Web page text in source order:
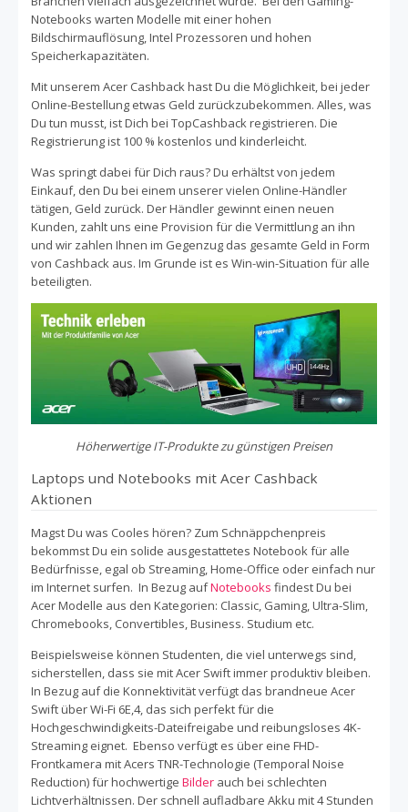
Notebooks warten Modelle mit einer hohen
Bildschirmauflösung, Intel Prozessoren und hohen
Speicherkapazitäten.
Mit unserem Acer Cashback hast Du die Möglichkeit, bei jeder
Online-Bestellung etwas Geld zurückzubekommen. Alles, was
Du tun musst, ist Dich bei TopCashback registrieren. Die
Registrierung ist 100 % kostenlos und kinderleicht.
Was springt dabei für Dich raus? Du erhältst von jedem
Einkauf, den Du bei einem unserer vielen Online-Händler
tätigen, Geld zurück. Der Händler gewinnt einen neuen
Kunden, zahlt uns eine Provision für die Vermittlung an ihn
und wir zahlen Ihnen im Gegenzug das gesamte Geld in Form
von Cashback aus. Im Grunde ist es Win-win-Situation für alle
beteiligten.
Höherwertige IT-Produkte zu günstigen Preisen
Laptops und Notebooks mit Acer Cashback
Aktionen
Magst Du was Cooles hören? Zum Schnäppchenpreis
bekommst Du ein solide ausgestattetes Notebook für alle
Bedürfnisse, egal ob Streaming, Home-Office oder einfach nur
im Internet surfen. In Bezug aufNotebooks findest Du bei
Acer Modelle aus den Kategorien: Classic, Gaming, Ultra-Slim,
Chromebooks, Convertibles, Business. Studium etc.
Beispielsweise können Studenten, die viel unterwegs sind,
sicherstellen, dass sie mit Acer Swift immer produktiv bleiben.
In Bezug auf die Konnektivität verfügt das brandneue Acer
Swift über Wi-Fi 6E,4, das sich perfekt für die
Hochgeschwindigkeits-Dateifreigabe und reibungsloses 4K-
Streaming eignet. Ebenso verfügt es über eine FHD-
Frontkamera mit Acers TNR-Technologie (Temporal Noise
Reduction) für hochwertige Bilder auch bei schlechten
Lichtverhältnissen. Der schnell aufladbare Akku mit 4 Stunden